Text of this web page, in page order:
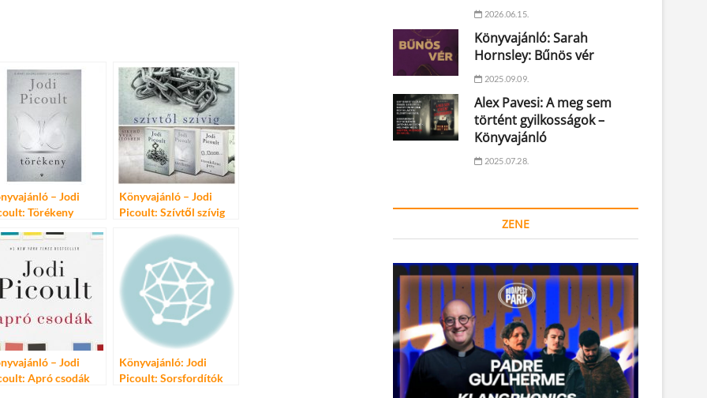
– Jodi
Törékeny
Könyvajánló – Jodi
Picoult: Szívtől szívig
– Jodi
Apró csodák
Könyvajánló: Jodi
Picoult: Sorsfordítók
2026.06.15.
Könyvajánló: Sarah
Hornsley: Bűnös vér
2025.09.09.
Alex Pavesi: A meg sem
történt gyilkosságok –
Könyvajánló
2025.07.28.
ZENE